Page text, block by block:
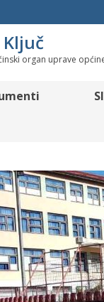
organ uprave